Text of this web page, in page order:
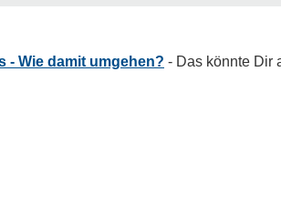
- Wie damit umgehen?